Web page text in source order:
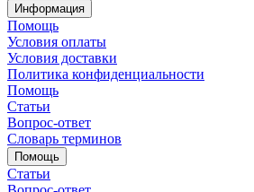
Информация
Помощь
Условия оплаты
Условия доставки
Политика конфиденциальности
Помощь
Статьи
Вопрос-ответ
Словарь терминов
Помощь
Статьи